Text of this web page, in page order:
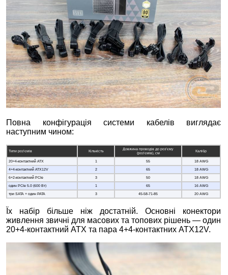
Повна конфігурація системи кабелів виглядає
наступним чином:
Типи роз’ємів Кількість
Довжина проводів до роз’єму
(роз’ємів), см
Калібр
20+4-контактний ATX 1 55
18 AWG
4+4-контактний ATX12V
2 65
18 AWG
6+2-контактний PCIe
3 50
18 AWG
один PCIe 5.0 (600 Вт)
1 65
16 AWG
три SATA + один PATA
3 45-58-71-85 20 AWG
Їх набір більше ніж достатній. Основні конектори
живлення звичні для масових та топових рішень — один
20+4-контактний ATX та пара 4+4-контактних ATX12V.